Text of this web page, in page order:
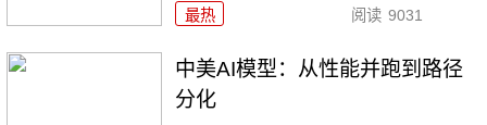
最热 阅读 9031
中美AI模型：从性能并跑到路径
分化